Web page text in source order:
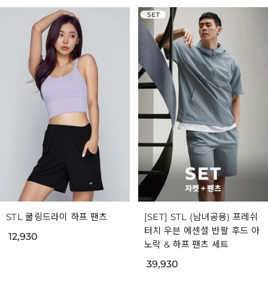
STL 쿨링드라이 하프 팬츠
12,930
[SET] STL (남녀공용) 프레쉬
터치 우븐 에센셜 반팔 후드 아
노락 & 하프 팬츠 세트
39,930